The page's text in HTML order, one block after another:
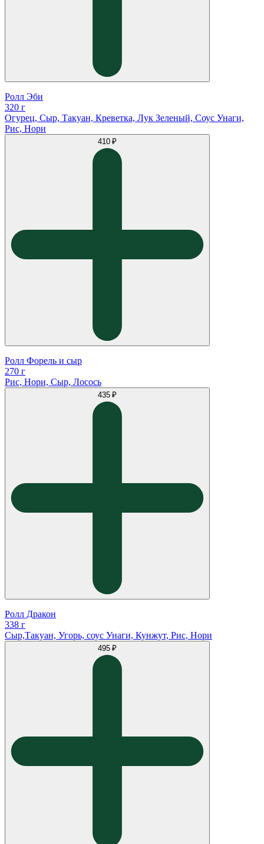
Ролл Эби
320 г
Огурец, Сыр, Такуан, Креветка, Лук Зеленый, Соус Унаги,
Рис, Нори
410 ₽
Ролл Форель и сыр
270 г
Рис, Нори, Сыр, Лосось
435 ₽
Ролл Дракон
338 г
Сыр,Такуан, Угорь, соус Унаги, Кунжут, Рис, Нори
495 ₽